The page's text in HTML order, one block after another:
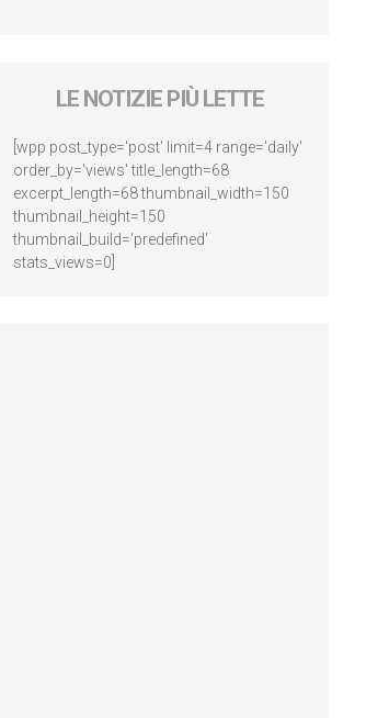
LE NOTIZIE PIÙ LETTE
[wpp post_type='post' limit=4 range='daily'
order_by='views' title_length=68
excerpt_length=68 thumbnail_width=150
thumbnail_height=150
thumbnail_build='predefined'
stats_views=0]